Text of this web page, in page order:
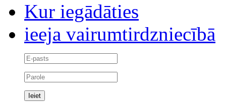
Kur iegādāties
ieeja vairumtirdzniecībā